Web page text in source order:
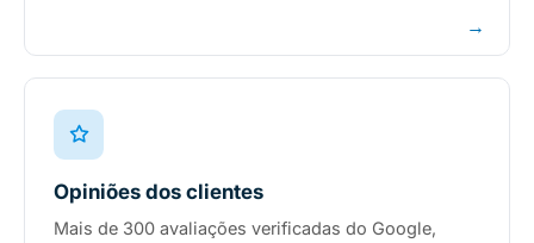
→
Opiniões dos clientes
Mais de 300 avaliações verificadas do Google,